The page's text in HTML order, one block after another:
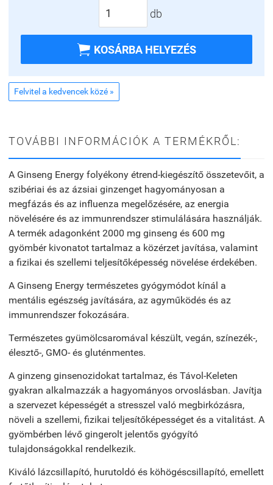
db
 KOSÁRBA HELYEZÉS
Felvitel a kedvencek közé »
TOVÁBBI INFORMÁCIÓK A TERMÉKRŐL:
A Ginseng Energy folyékony étrend-kiegészítő összetevőit, a
szibériai és az ázsiai ginzenget hagyományosan a
megfázás és az influenza megelőzésére, az energia
növelésére és az immunrendszer stimulálására használják.
A termék adagonként 2000 mg ginseng és 600 mg
gyömbér kivonatot tartalmaz a közérzet javítása, valamint
a fizikai és szellemi teljesítőképesség növelése érdekében.
A Ginseng Energy természetes gyógymódot kínál a
mentális egészség javítására, az agyműködés és az
immunrendszer fokozására.
Természetes gyümölcsaromával készült, vegán, színezék-,
élesztő-, GMO- és gluténmentes.
A ginzeng ginsenozidokat tartalmaz, és Távol-Keleten
gyakran alkalmazzák a hagyományos orvoslásban. Javítja
a szervezet képességét a stresszel való megbirkózásra,
növeli a szellemi, fizikai teljesítőképességet és a vitalitást. A
gyömbérben lévő gingerolt jelentős gyógyító
tulajdonságokkal rendelkezik.
Kiváló lázcsillapító, hurutoldó és köhögéscsillapító, emellett